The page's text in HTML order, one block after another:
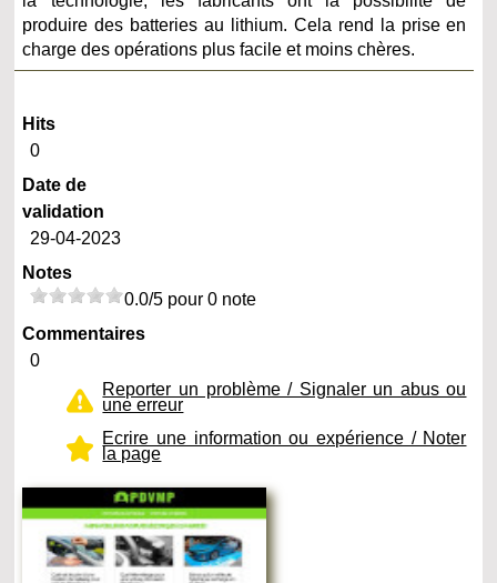
produire des batteries au lithium. Cela rend la prise en
charge des opérations plus facile et moins chères.
Hits
0
Date de
validation
29-04-2023
Notes
0.0/5 pour 0 note
Commentaires
0
Reporter un problème / Signaler un abus ou
une erreur
Ecrire une information ou expérience / Noter
la page